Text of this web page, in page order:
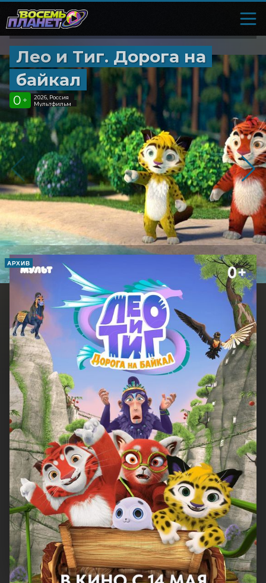
Лео и Тиг. Дорога на
байкал
0 +
2026, Россия
Мультфильм
АРХИВ